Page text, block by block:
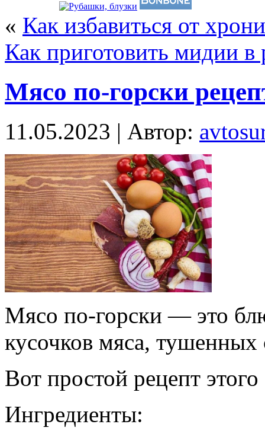
« Как избавиться от
Как приготовить мидии в
Мясо по-горски
11.05.2023 | Автор:
Мясо по-горски — это
кусочков мяса,
Вот простой рецепт
Ингредиенты: